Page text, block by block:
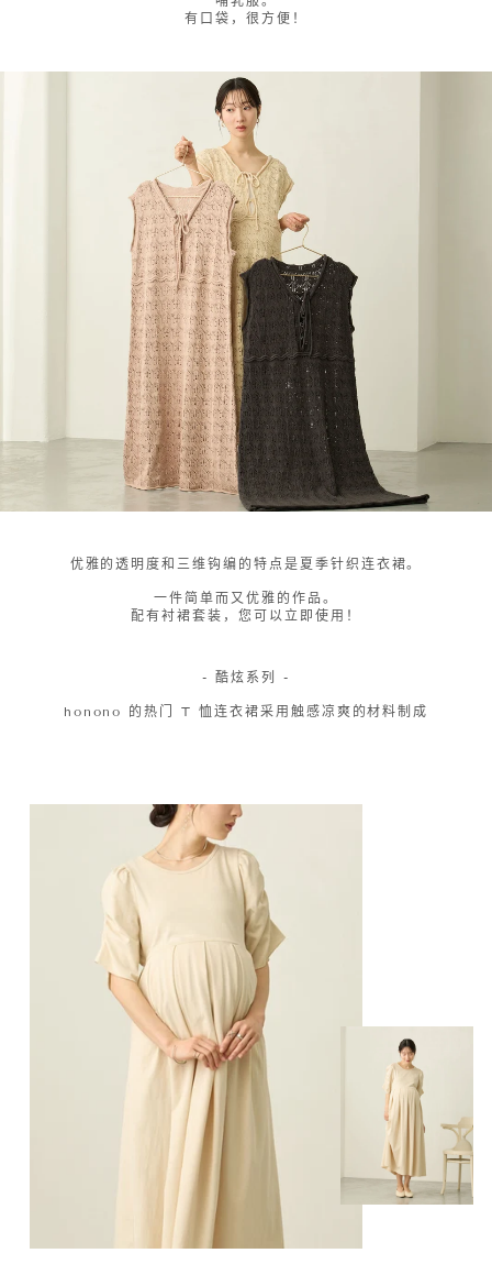
有口袋，很方便！
优雅的透明度和三维钩编的特点是夏季针织连衣裙。
一件简单而又优雅的作品。
配有衬裙套装，您可以立即使用！
- 酷炫系列 -
honono 的热门 T 恤连衣裙采用触感凉爽的材料制成